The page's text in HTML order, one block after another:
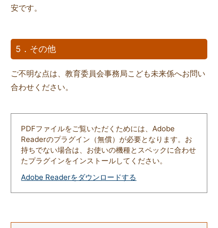
安です。
5．その他
ご不明な点は、教育委員会事務局こども未来係へお問い
合わせください。
PDFファイルをご覧いただくためには、Adobe
Readerのプラグイン（無償）が必要となります。お
持ちでない場合は、お使いの機種とスペックに合わせ
たプラグインをインストールしてください。
Adobe Readerをダウンロードする